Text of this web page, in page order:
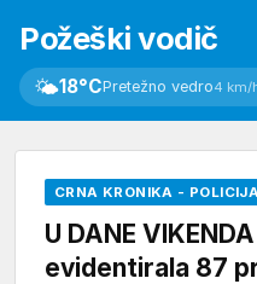
Požeški vodič
🌤18°CPretežno vedro4 km/
CRNA KRONIKA -
U DANE
evidentirala 87